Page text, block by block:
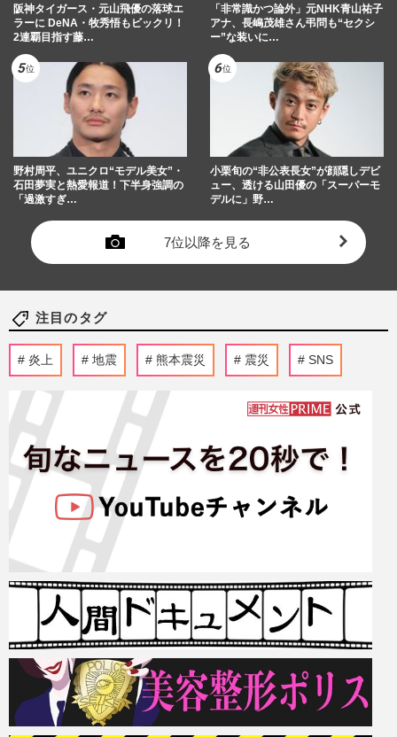
阪神タイガース・元山飛優の落球エ
ラーに DeNA・牧秀悟もビックリ！
2連覇目指す藤…
「非常識かつ論外」元NHK青山祐子
アナ、長嶋茂雄さん弔問も“セクシ
ー”な装いに…
野村周平、ユニクロ“モデル美女”・
石田夢実と熱愛報道！下半身強調の
「過激すぎ…
小栗旬の“非公表長女”が顔隠しデビ
ュー、透ける山田優の「スーパーモ
デルに」野…
7位以降を見る
注目のタグ
炎上 地震 熊本震災 震災 SNS